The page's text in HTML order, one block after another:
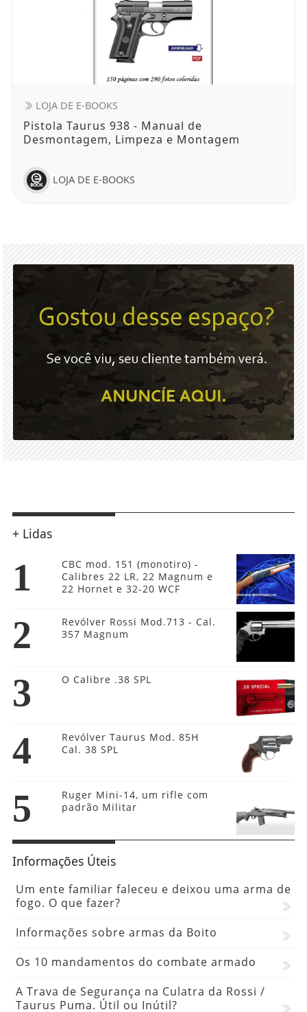
LOJA DE E-BOOKS
Pistola Taurus 938 - Manual de
Desmontagem, Limpeza e Montagem
LOJA DE E-BOOKS
+ Lidas
1
CBC mod. 151 (monotiro) -
Calibres 22 LR, 22 Magnum e
22 Hornet e 32-20 WCF
2
Revólver Rossi Mod.713 - Cal.
357 Magnum
3 O Calibre .38 SPL
4
Revólver Taurus Mod. 85H
Cal. 38 SPL
5
Ruger Mini-14, um rifle com
padrão Militar
Informações Úteis
Um ente familiar faleceu e deixou uma arma de
fogo. O que fazer?
Informações sobre armas da Boito
Os 10 mandamentos do combate armado
A Trava de Segurança na Culatra da Rossi /
Taurus Puma. Útil ou Inútil?